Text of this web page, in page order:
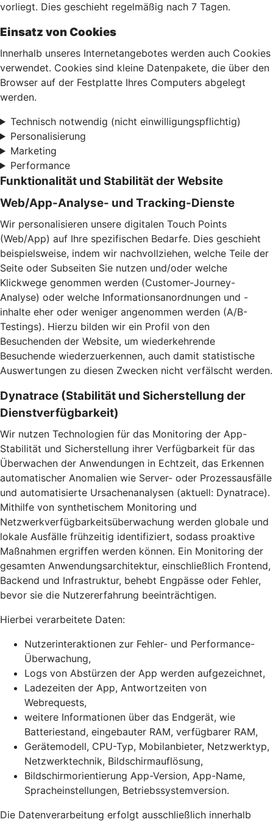
vorliegt. Dies geschieht regelmäßig nach 7 Tagen.
Einsatz von Cookies
Innerhalb unseres Internetangebotes werden auch Cookies
verwendet. Cookies sind kleine Datenpakete, die über den
Browser auf der Festplatte Ihres Computers abgelegt
werden.
Technisch notwendig (nicht einwilligungspflichtig)
Personalisierung
Marketing
Performance
Funktionalität und Stabilität der Website
Web/App-Analyse- und Tracking-Dienste
Wir personalisieren unsere digitalen Touch Points
(Web/App) auf Ihre spezifischen Bedarfe. Dies geschieht
beispielsweise, indem wir nachvollziehen, welche Teile der
Seite oder Subseiten Sie nutzen und/oder welche
Klickwege genommen werden (Customer-Journey-
Analyse) oder welche Informationsanordnungen und -
inhalte eher oder weniger angenommen werden (A/B-
Testings). Hierzu bilden wir ein Profil von den
Besuchenden der Website, um wiederkehrende
Besuchende wiederzuerkennen, auch damit statistische
Auswertungen zu diesen Zwecken nicht verfälscht werden.
Dynatrace (Stabilität und Sicherstellung der
Dienstverfügbarkeit)
Wir nutzen Technologien für das Monitoring der App-
Stabilität und Sicherstellung ihrer Verfügbarkeit für das
Überwachen der Anwendungen in Echtzeit, das Erkennen
automatischer Anomalien wie Server- oder Prozessausfälle
und automatisierte Ursachenanalysen (aktuell: Dynatrace).
Mithilfe von synthetischem Monitoring und
Netzwerkverfügbarkeitsüberwachung werden globale und
lokale Ausfälle frühzeitig identifiziert, sodass proaktive
Maßnahmen ergriffen werden können. Ein Monitoring der
gesamten Anwendungsarchitektur, einschließlich Frontend,
Backend und Infrastruktur, behebt Engpässe oder Fehler,
bevor sie die Nutzererfahrung beeinträchtigen.
Hierbei verarbeitete Daten:
Nutzerinteraktionen zur Fehler- und Performance-
Überwachung,
Logs von Abstürzen der App werden aufgezeichnet,
Ladezeiten der App, Antwortzeiten von
Webrequests,
weitere Informationen über das Endgerät, wie
Batteriestand, eingebauter RAM, verfügbarer RAM,
Gerätemodell, CPU-Typ, Mobilanbieter, Netzwerktyp,
Netzwerktechnik, Bildschirmauflösung,
Bildschirmorientierung App-Version, App-Name,
Spracheinstellungen, Betriebssystemversion.
Die Datenverarbeitung erfolgt ausschließlich innerhalb